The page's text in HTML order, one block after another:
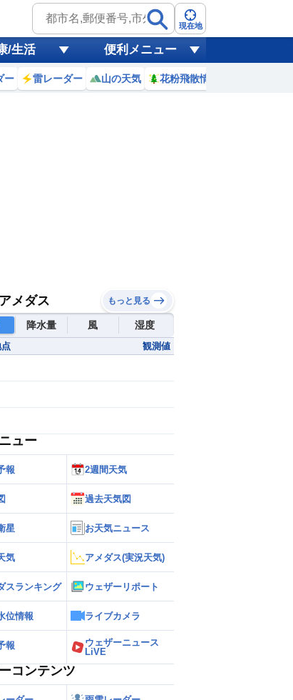
現在地
/生活 便利メニュー
ー 雷レーダー 山の天気 花粉飛散情報
メダス もっと見る
降水量 風 湿度
観測値
ュー
報 2週間天気
過去天気図
星 お天気ニュース
気 アメダス(実況天気)
スランキング ウェザーリポート
位情報 ライブカメラ
報
ウェザーニュース
LiVE
コンテンツ